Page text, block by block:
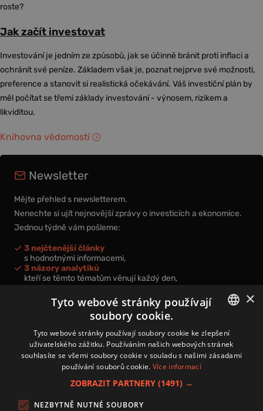
roste?
Jak začít investovat
Investování je jedním ze způsobů, jak se účinně bránit proti inflaci a
ochránit své peníze. Základem však je, poznat nejprve své možnosti,
preference a stanovit si realistická očekávání. Váš investiční plán by
měl počítat se třemi základy investování - výnosem, rizikem a
likviditou.
Knihovna vědomostí
Newsletter
Mějte přehled s newsletterem.
Nenechte si ujít nejnovější zprávy o investicích a ekonomice.
Jednou týdně vám pošleme:
3 nejčtenější články
s hodnotnými informacemi,
3 názory analytiků
kteří se těmto tématům věnují každý den,
nová videa a podcasty
k prohloubení vašich znalostí.
Přihlášením k newsletteru vyjadřujete svůj souhlas spodmínkami
zpracování osobních údajů.
Zásady používání souborů cookies
CZECH
×
Tyto webové stránky používají
soubory cookie.
Tyto webové stránky používají soubory cookie ke zlepšení
uživatelského zážitku. Používáním našich webových stránek
souhlasíte se všemi soubory cookie v souladu s našimi zásadami
používání souborů cookie. Více informací
ZOBRAZIT PARTNERY (1491) →
NEZBYTNĚ NUTNÉ SOUBORY